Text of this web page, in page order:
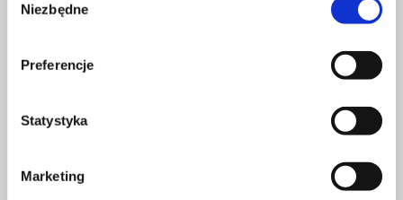
zgody
Niezbędne
Preferencje
Statystyka
Marketing